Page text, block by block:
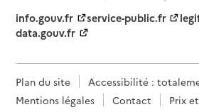
info.gouv.fr
service-public.fr
data.gouv.fr
Plan du site
Accessibilité :
Mentions légales
Contact
Prix